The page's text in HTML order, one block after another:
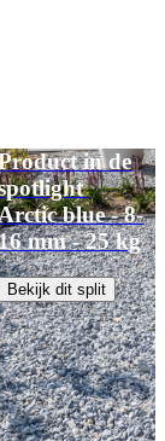
in de
blue - 8-
mm - 25 kg
Bekijk dit split